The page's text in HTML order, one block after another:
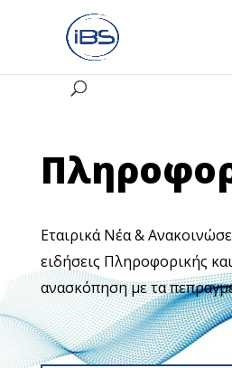
Εταιρικά Νέα &
ειδήσεις Πληροφορικής
ανασκόπηση με τα